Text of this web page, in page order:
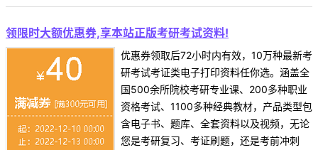
领限时大额优惠券,享本站正版考研考试资料!
优惠券领取后72小时内有效，10万种最新考
研考试考证类电子打印资料任你选。涵盖全
国500余所院校考研专业课、200多种职业
资格考试、1100多种经典教材，产品类型包
含电子书、题库、全套资料以及视频，无论
您是考研复习、考证刷题，还是考前冲刺